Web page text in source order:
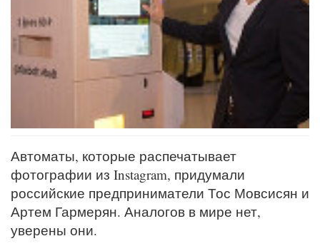
Автоматы, которые распечатывает
фотографии из Instagram, придумали
российские предприниматели Тос Мовсисян и
Артем Гармерян. Аналогов в мире нет,
уверены они.